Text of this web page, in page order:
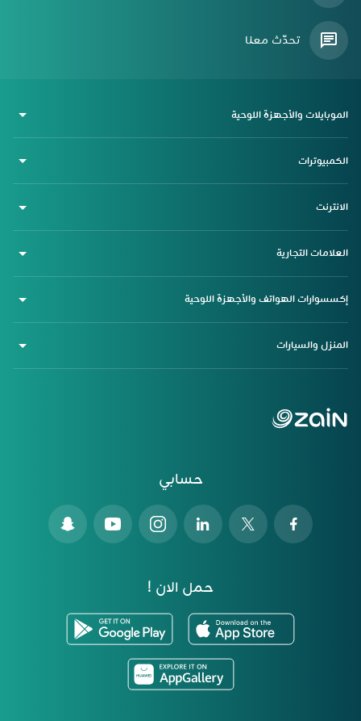
تحدّث معنا
حسابي
حمل الان !
الموبايلات والأجهزة اللوحية
الكمبيوترات
الانترنت
العلامات التجارية
إكسسوارات الهواتف والأجهزة اللوحية
المنزل والسيارات